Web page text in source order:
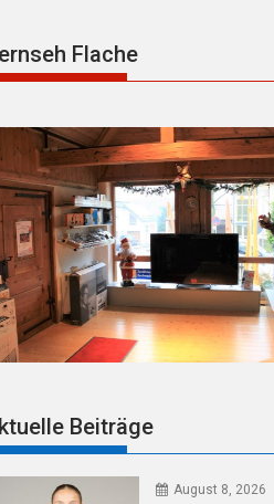
Flache
Beiträge
August 8, 2026